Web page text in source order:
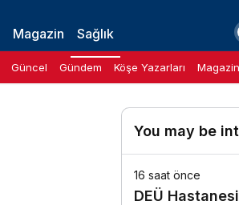
Magazin Sağlık
Güncel Gündem Köşe Yazarları Magazin
You may be
16 saat önce
DEÜ